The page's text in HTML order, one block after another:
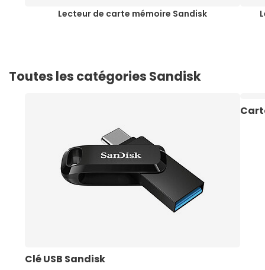
Lecteur de carte mémoire Sandisk
Toutes les catégories Sandisk
Clé USB Sandisk